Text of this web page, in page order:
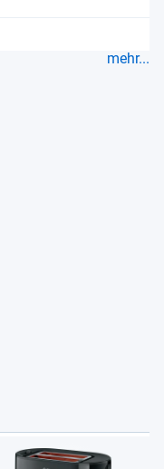
mehr...